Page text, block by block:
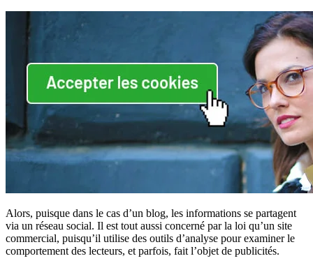
Alors, puisque dans le cas d’un blog, les informations se partagent
via un réseau social. Il est tout aussi concerné par la loi qu’un site
commercial, puisqu’il utilise des outils d’analyse pour examiner le
comportement des lecteurs, et parfois, fait l’objet de publicités.